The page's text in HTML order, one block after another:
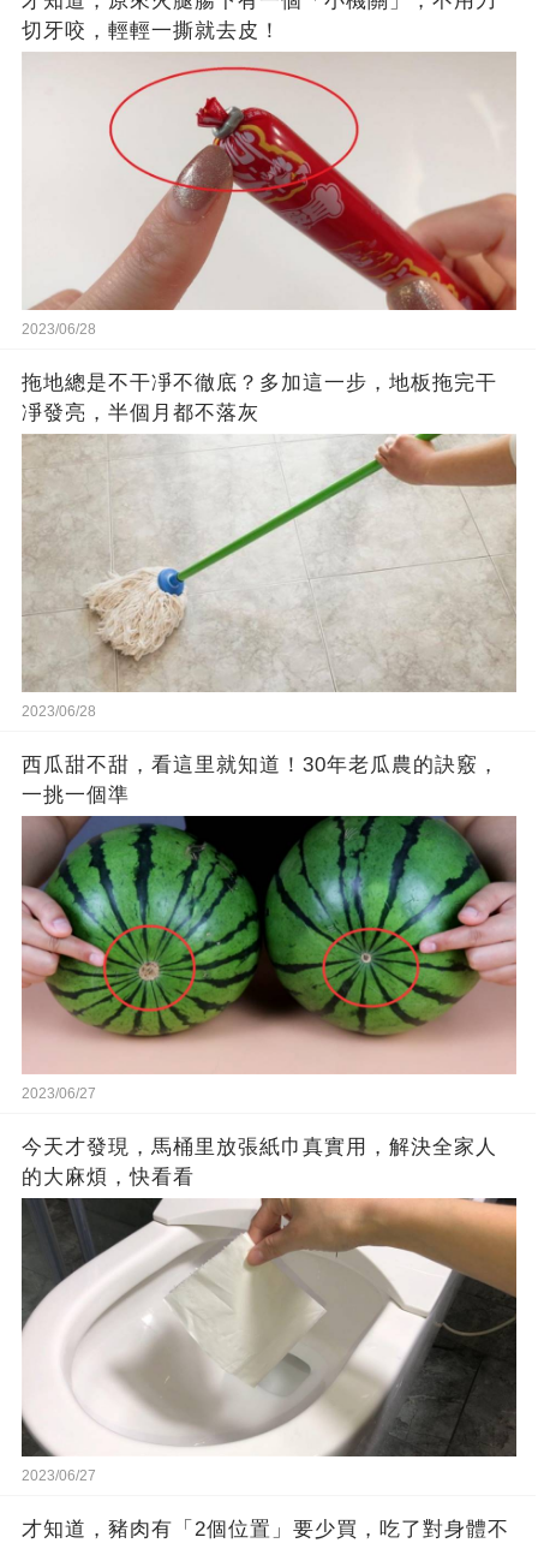
切牙咬，輕輕一撕就去皮！
2023/06/28
拖地總是不干凈不徹底？多加這一步，地板拖完干
凈發亮，半個月都不落灰
2023/06/28
西瓜甜不甜，看這里就知道！30年老瓜農的訣竅，
一挑一個準
2023/06/27
今天才發現，馬桶里放張紙巾真實用，解決全家人
的大麻煩，快看看
2023/06/27
才知道，豬肉有「2個位置」要少買，吃了對身體不